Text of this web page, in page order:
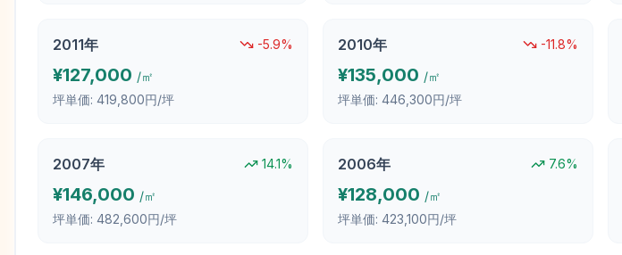
2011年 -5.9%
¥127,000 /㎡
坪単価: 419,800円/坪
2010年 -11.8%
¥135,000 /㎡
坪単価: 446,300円/坪
2007年 14.1%
¥146,000 /㎡
坪単価: 482,600円/坪
2006年 7.6%
¥128,000 /㎡
坪単価: 423,100円/坪